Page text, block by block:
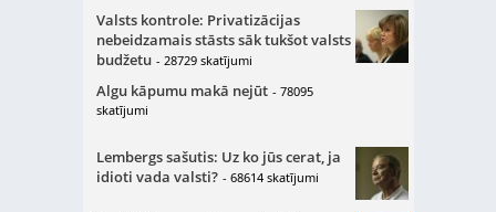
Valsts kontrole: Privatizācijas
nebeidzamais stāsts sāk tukšot valsts
budžetu - 28729 skatījumi
Algu kāpumu makā nejūt - 78095
skatījumi
Lembergs sašutis: Uz ko jūs cerat, ja
idioti vada valsti? - 68614 skatījumi